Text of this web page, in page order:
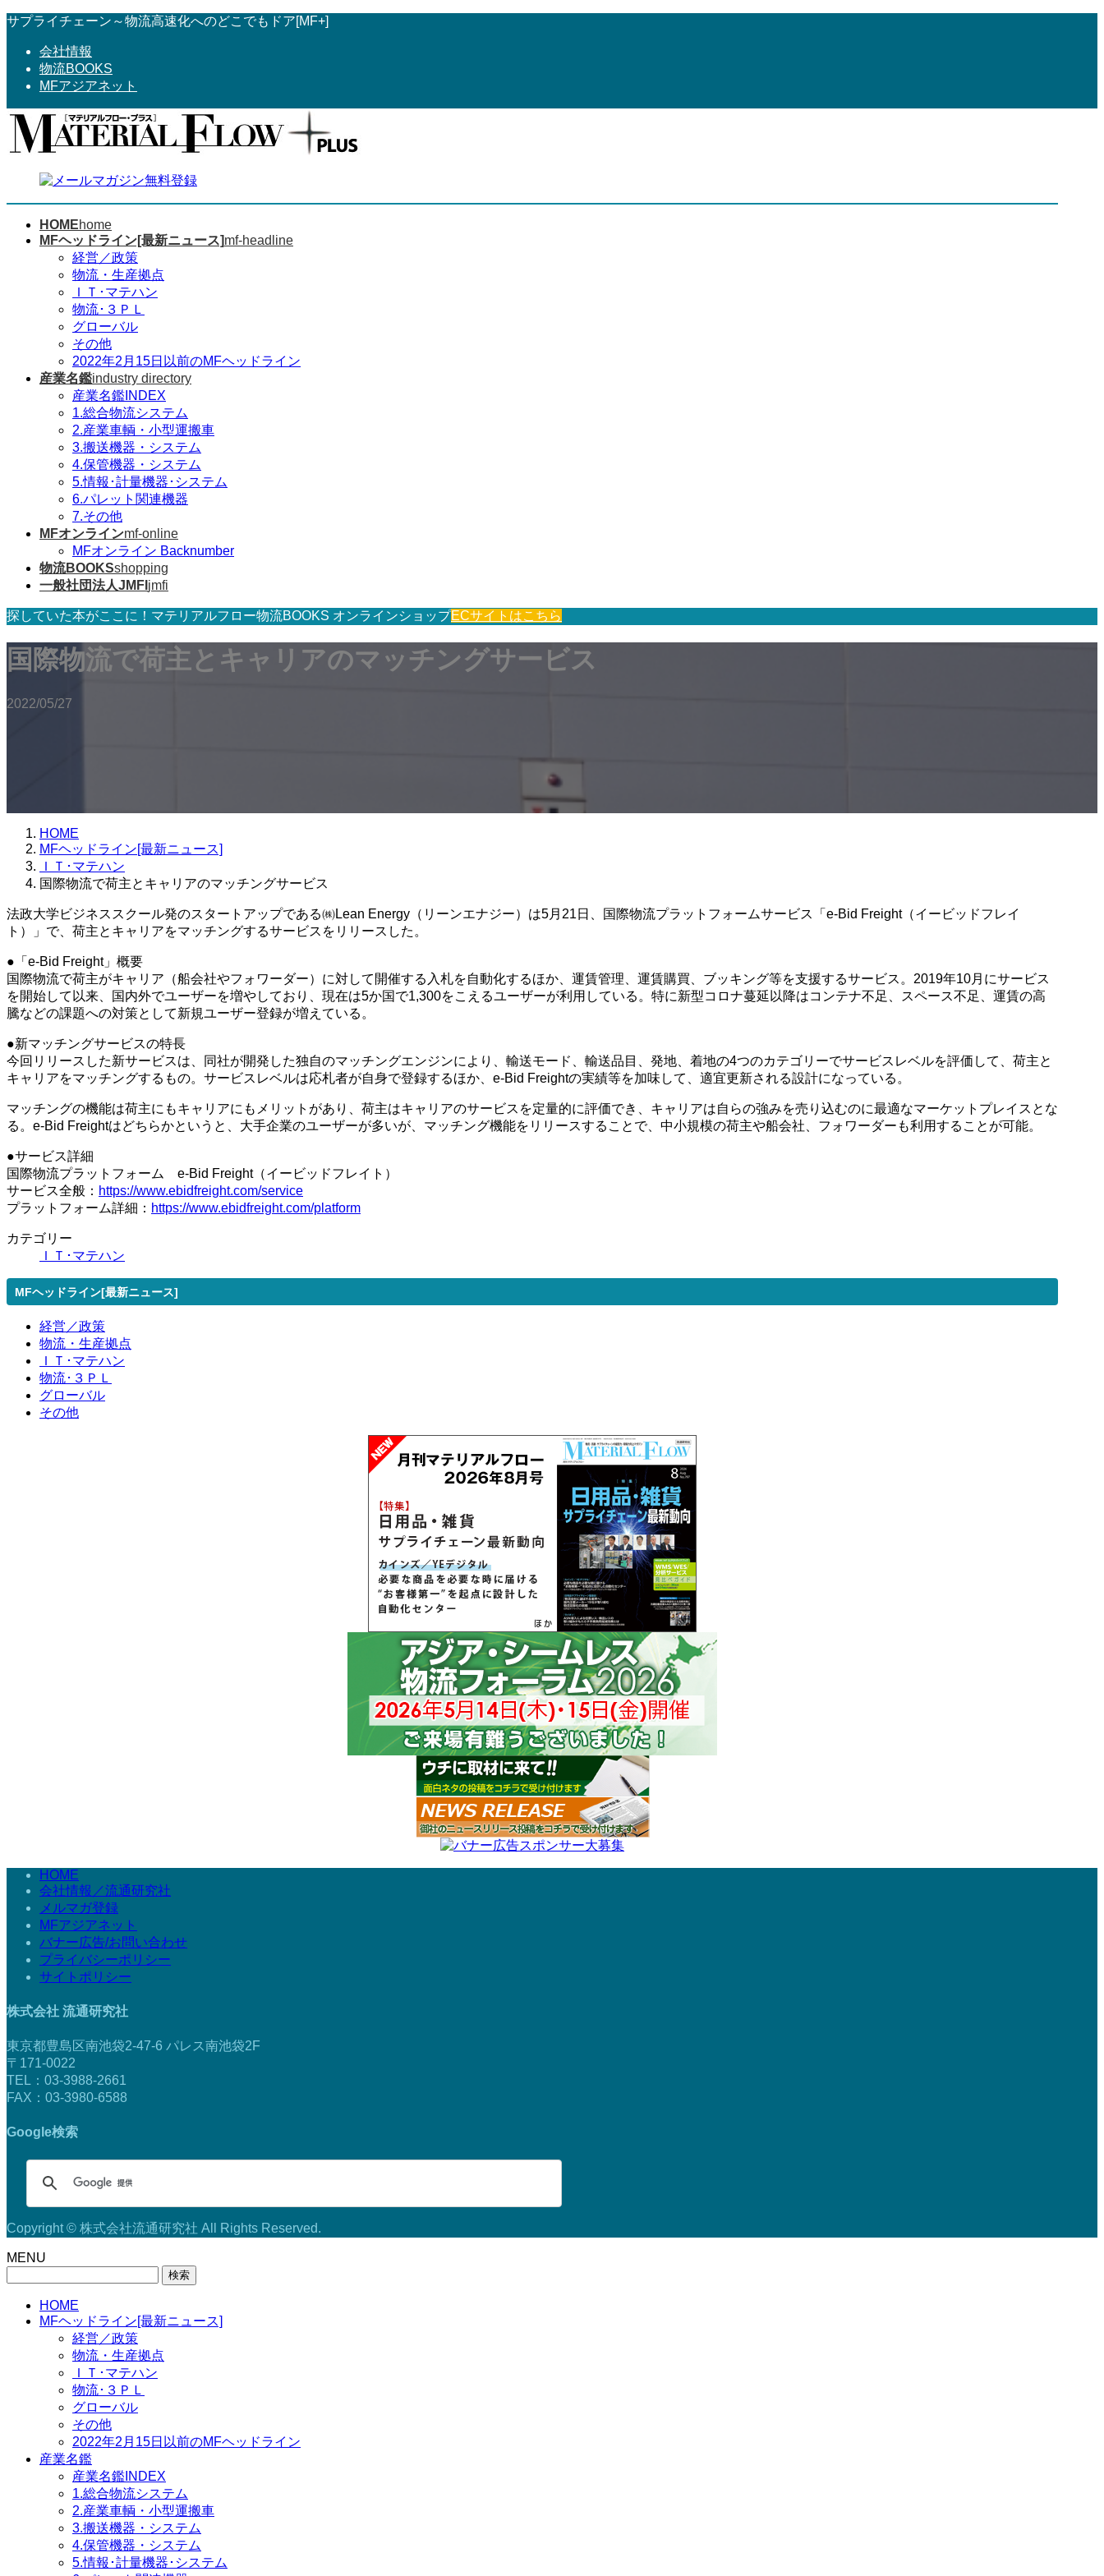
コ
へ
ス
ナ
ョ
ン
サプライチェーン～物流高速化へのどこでもドア[MF+]
会社情報
物流BOOKS
MFアジアネット
HOMEhome
MFヘッドライン[最新ニュース]mf-headline
経営／政策
物流・生産拠点
ＩＴ･マテハン
物流･３ＰＬ
グローバル
その他
2022年2月15日以前のMFヘッドライン
産業名鑑industry directory
産業名鑑INDEX
1.総合物流システム
2.産業車輌・小型運搬車
3.搬送機器・システム
4.保管機器・システム
5.情報･計量機器･システム
6.パレット関連機器
7.その他
MFオンラインmf-online
MFオンライン Backnumber
物流BOOKSshopping
一般社団法人JMFI jmfi
探していた本がここに！マテリアルフロー物流BOOKS オンラインショップECサイトはこちら
国際物流で荷主とキャリアのマッチングサービス
2022/05/27
HOME
MFヘッドライン[最新ニュース]
ＩＴ･マテハン
国際物流で荷主とキャリアのマッチングサービス
法政大学ビジネススクール発のスタートアップである㈱Lean Energy（リーンエナジー）は5月21日、国際物流プラットフォームサービス「e-Bid Freight（イービッドフレイ
ト）」で、荷主とキャリアをマッチングするサービスをリリースした。
●「e-Bid Freight」概要
国際物流で荷主がキャリア（船会社やフォワーダー）に対して開催する入札を自動化するほか、運賃管理、運賃購買、ブッキング等を支援するサービス。2019年10月にサービス
を開始して以来、国内外でユーザーを増やしており、現在は5か国で1,300をこえるユーザーが利用している。特に新型コロナ蔓延以降はコンテナ不足、スペース不足、運賃の高
騰などの課題への対策として新規ユーザー登録が増えている。
●新マッチングサービスの特長
今回リリースした新サービスは、同社が開発した独自のマッチングエンジンにより、輸送モード、輸送品目、発地、着地の4つのカテゴリーでサービスレベルを評価して、荷主と
キャリアをマッチングするもの。サービスレベルは応札者が自身で登録するほか、e-Bid Freightの実績等を加味して、適宜更新される設計になっている。
マッチングの機能は荷主にもキャリアにもメリットがあり、荷主はキャリアのサービスを定量的に評価でき、キャリアは自らの強みを売り込むのに最適なマーケットプレイスとな
る。e-Bid Freightはどちらかというと、大手企業のユーザーが多いが、マッチング機能をリリースすることで、中小規模の荷主や船会社、フォワーダーも利用することが可能。
●サービス詳細
国際物流プラットフォーム e-Bid Freight（イービッドフレイト）
サービス全般： https://www.ebidfreight.com/service
プラットフォーム詳細： https://www.ebidfreight.com/platform
カテゴリー
ＩＴ･マテハン
MFヘッドライン[最新ニュース]
経営／政策
物流・生産拠点
ＩＴ･マテハン
物流･３ＰＬ
グローバル
その他
HOME
会社情報／流通研究社
メルマガ登録
MFアジアネット
バナー広告/お問い合わせ
プライバシーポリシー
サイトポリシー
株式会社 流通研究社
東京都豊島区南池袋2-47-6 パレス南池袋2F
〒171-0022
TEL：03-3988-2661
FAX：03-3980-6588
Google検索
Copyright © 株式会社流通研究社 All Rights Reserved.
MENU
HOME
MFヘッドライン[最新ニュース]
経営／政策
物流・生産拠点
ＩＴ･マテハン
物流･３ＰＬ
グローバル
その他
2022年2月15日以前のMFヘッドライン
産業名鑑
産業名鑑INDEX
1.総合物流システム
2.産業車輌・小型運搬車
3.搬送機器・システム
4.保管機器・システム
5.情報･計量機器･システム